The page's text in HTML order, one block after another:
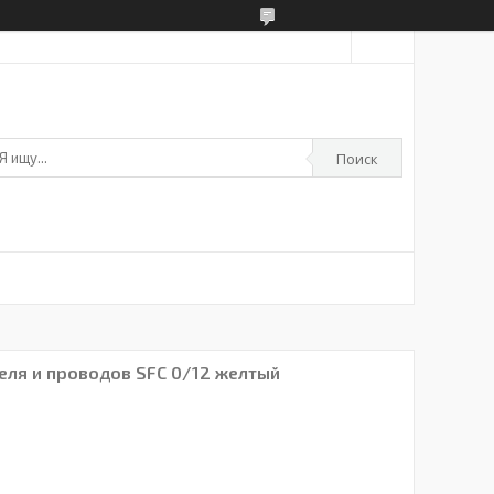
Поиск
и проводов SFC 0/12 желтый